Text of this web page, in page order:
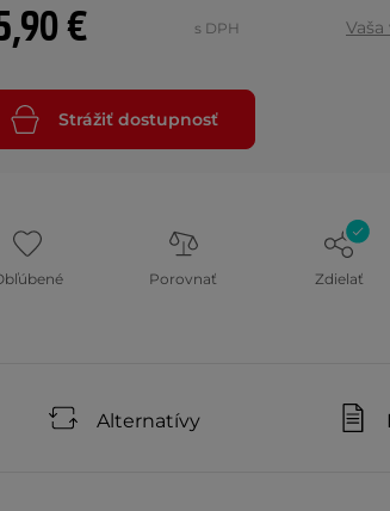
€ s DPH
Strážiť dostupnosť
Porovnať Zdielať
Alternatívy